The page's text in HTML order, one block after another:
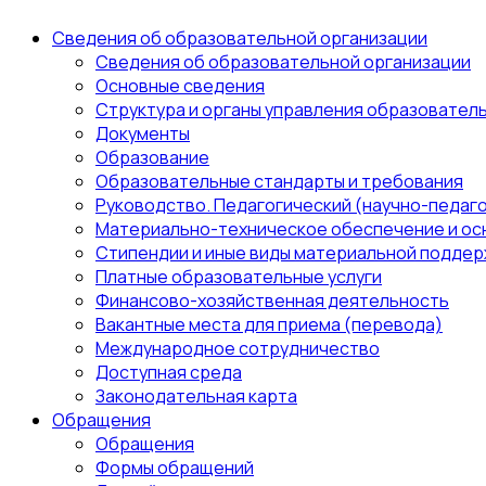
Сведения об образовательной организации
Сведения об образовательной организации
Основные сведения
Структура и органы управления
Документы
Образование
Образовательные стандарты и требования
Руководство. Педагогический (научно-
Материально-техническое обеспечение и
Стипендии и иные виды материальной
Платные образовательные услуги
Финансово-хозяйственная деятельность
Вакантные места для приема (перевода)
Международное сотрудничество
Доступная среда
Законодательная карта
Обращения
Обращения
Формы обращений